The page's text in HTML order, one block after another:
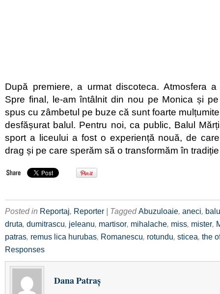
După premiere, a urmat discoteca. Atmosfera a
Spre final, le-am întâlnit din nou pe Monica și
spus cu zâmbetul pe buze că sunt foarte
desfășurat balul. Pentru noi, ca public, Balul
sport a liceului a fost o experiență nouă, de
drag și pe care sperăm să o transformăm în
Posted in Reportaj, Reporter | TaggedAbuzuloaie, aneci,
druta, dumitrascu, jeleanu, martisor, mihalache, miss, mister,
patras, remus lica hurubas, Romanescu, rotundu, sticea, the
Responses
Dana Patraş